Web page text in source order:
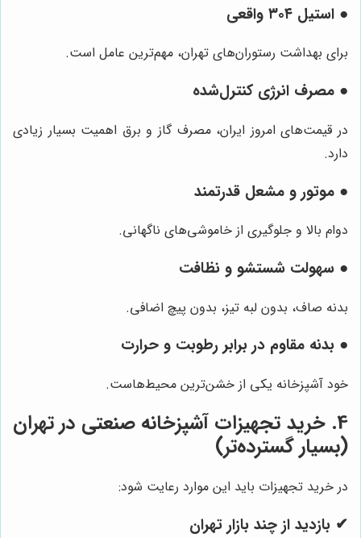
● استیل ۳۰۴ واقعی
برای بهداشت رستوران‌های تهران، مهم‌ترین عامل است.
● مصرف انرژی کنترل‌شده
در قیمت‌های امروز ایران، مصرف گاز و برق اهمیت بسیار زیادی
دارد.
● موتور و مشعل قدرتمند
دوام بالا و جلوگیری از خاموشی‌های ناگهانی.
● سهولت شستشو و نظافت
بدنه صاف، بدون لبه تیز، بدون پیچ اضافی.
● بدنه مقاوم در برابر رطوبت و حرارت
خود آشپزخانه یکی از خشن‌ترین محیط‌هاست.
4. خرید تجهیزات آشپزخانه صنعتی در تهران
(بسیار گسترده‌تر)
در خرید تجهیزات باید این موارد رعایت شود:
✔ بازدید از چند بازار تهران